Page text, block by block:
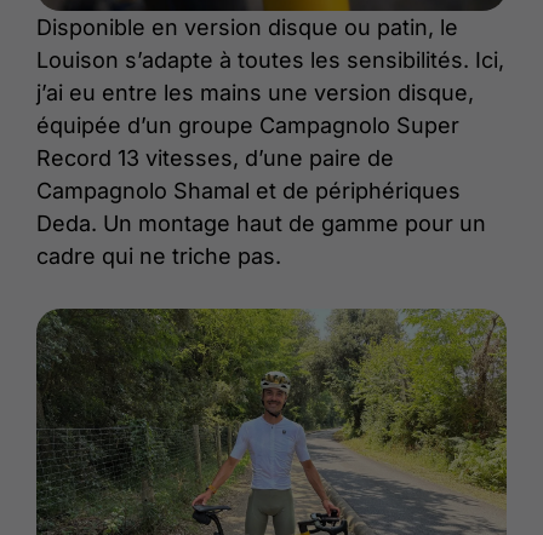
Disponible en version disque ou patin, le
Louison s’adapte à toutes les sensibilités. Ici,
j’ai eu entre les mains une version disque,
équipée d’un groupe Campagnolo Super
Record 13 vitesses, d’une paire de
Campagnolo Shamal et de périphériques
Deda. Un montage haut de gamme pour un
cadre qui ne triche pas.